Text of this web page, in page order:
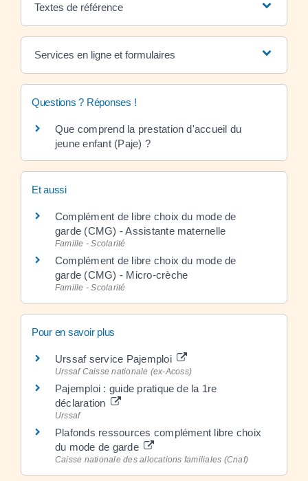
Textes de référence
Services en ligne et formulaires
Questions ? Réponses !
Que comprend la prestation d'accueil du
jeune enfant (Paje) ?
Et aussi
Complément de libre choix du mode de
garde (CMG) - Assistante maternelle
Famille - Scolarité
Complément de libre choix du mode de
garde (CMG) - Micro-crèche
Famille - Scolarité
Pour en savoir plus
Urssaf service Pajemploi
Urssaf Caisse nationale (ex-Acoss)
Pajemploi : guide pratique de la 1re
déclaration
Urssaf
Plafonds ressources complément libre choix
du mode de garde
Caisse nationale des allocations familiales (Cnaf)